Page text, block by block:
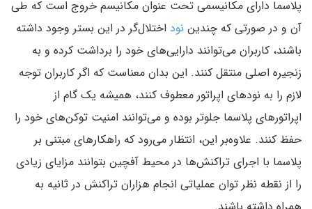
پلاسما دارای مکانیسمی تحت عنوان مکانیسم خروج است که طی
آن و در صورتی که چندین نود اختلال‌گر در این بستر وجود داشته
باشند‌، کاربران می‌توانند دارایی‌های خود را برداشت کرده و به
زنجیره اصلی منتقل کنند. این بدان معناست که اگر کاربران توجه
لازم را به نود‌های اپراتور معطوف کنند‌، همیشه یک گام از
اپراتور‌های پلاسما جلوتر بوده و می‌توانند امنیت توکن‌های خود را
حفظ کنند. علاوه‌بر این‌، انتظار می‌رود که راهکار‌های مبتنی بر
پلاسما با اجرای تراکنش‌ها در محیط آفچین بتوانند مزایای زیادی
را از نقطه نظر توان عملیاتی انجام هزاران تراکنش در ثانیه به